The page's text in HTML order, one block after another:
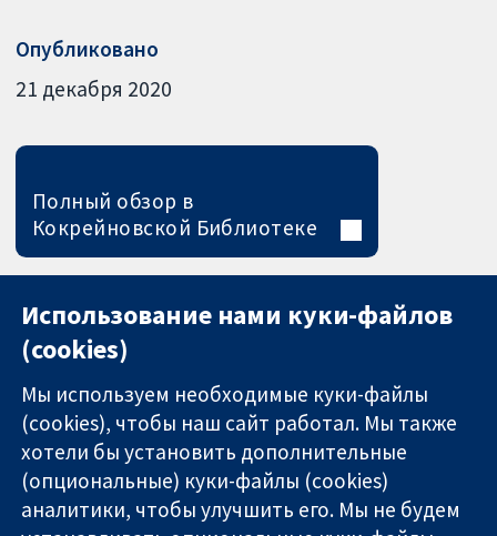
Опубликовано
21 декабря 2020
Полный обзор в
Кокрейновской Библиотеке
11-13 Cavendish Связаться с
Использование нами куки-файлов
(cookies)
Мы используем необходимые куки-файлы
(cookies), чтобы наш сайт работал. Мы также
хотели бы установить дополнительные
(опциональные) куки-файлы (cookies)
аналитики, чтобы улучшить его. Мы не будем